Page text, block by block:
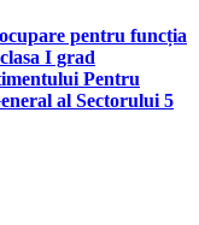
pentru funcția
I grad
Pentru
al Sectorului 5